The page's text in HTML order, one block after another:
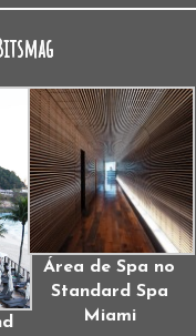
Área de Spa no
Standard Spa
Miami